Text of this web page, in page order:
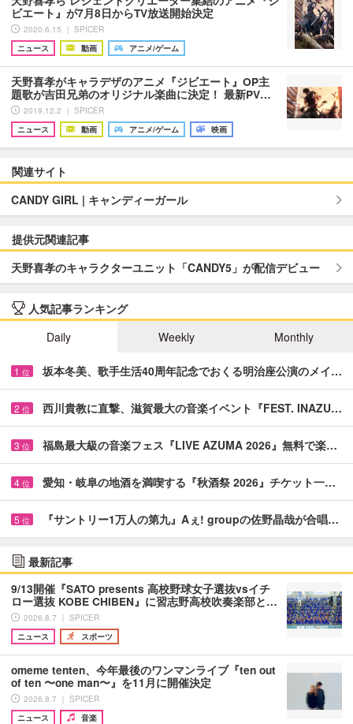
ビエート』が7月8日からTV放送開始決定
2020.6.15 ｜ SPICER
ニュース
動画 アニメ/ゲーム
天野喜孝がキャラデザのアニメ『ジビエート』OP主
題歌が吉田兄弟のオリジナル楽曲に決定！ 最新PV…
2019.12.2 ｜ SPICER
ニュース
動画 アニメ/ゲーム 映画
関連サイト
CANDY GIRL | キャンディーガール
提供元関連記事
天野喜孝のキャラクターユニット「CANDY5」が配信デビュー
人気記事ランキング
Daily
Weekly Monthly
1 位 坂本冬美、歌手生活40周年記念でおくる明治座公演のメイ…
2 位 西川貴教に直撃、滋賀最大の音楽イベント『FEST. INAZU…
3 位 福島最大級の音楽フェス『LIVE AZUMA 2026』無料で楽…
4 位 愛知・岐阜の地酒を満喫する『秋酒祭 2026』チケット一…
5 位 『サントリー1万人の第九』Aぇ! groupの佐野晶哉が合唱…
最新記事
9/13開催『SATO presents 高校野球女子選抜vsイチ
ロー選抜 KOBE CHIBEN』に習志野高校吹奏楽部と…
2026.8.7 ｜ SPICER
ニュース
スポーツ
omeme tenten、今年最後のワンマンライブ『ten out
of ten 〜one man〜』を11月に開催決定
2026.8.7 ｜ SPICER
ニュース
音楽